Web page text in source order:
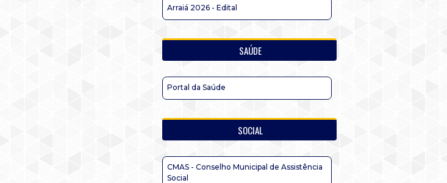
Arraiá 2026 - Edital
SAÚDE
Portal da Saúde
SOCIAL
CMAS - Conselho Municipal de Assistência
Social